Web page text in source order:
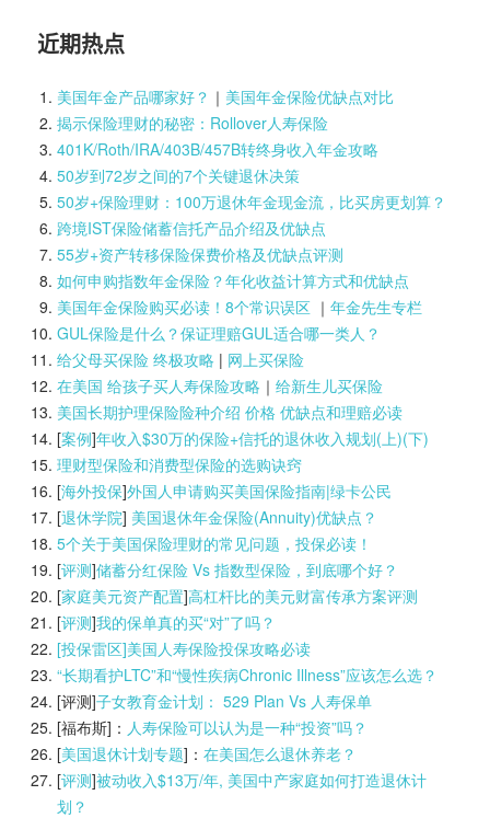
近期热点
美国年金产品哪家好？ ｜ 美国年金保险优缺点对比
揭示保险理财的秘密：Rollover人寿保险
401K/Roth/IRA/403B/457B转终身收入年金攻略
50岁到72岁之间的7个关键退休决策
50岁+保险理财：100万退休年金现金流，比买房更划算？
跨境IST保险储蓄信托产品介绍及优缺点
55岁+资产转移保险保费价格及优缺点评测
如何申购指数年金保险？年化收益计算方式和优缺点
美国年金保险购买必读！8个常识误区｜ 年金先生专栏
GUL保险是什么？保证理赔GUL适合哪一类人？
给父母买保险 终极攻略| 网上买保险
在美国 给孩子买人寿保险攻略｜ 给新生儿买保险
美国长期护理保险险种介绍 价格 优缺点和理赔必读
[案例]年收入$30万的保险+信托的退休收入规划(上)(下)
理财型保险和消费型保险的选购诀窍
[海外投保]外国人申请购买美国保险指南|绿卡公民
[退休学院] 美国退休年金保险(Annuity)优缺点？
5个关于美国保险理财的常见问题，投保必读！
[评测]储蓄分红保险 Vs 指数型保险，到底哪个好？
[家庭美元资产配置]高杠杆比的美元财富传承方案评测
[评测]我的保单真的买“对”了吗？
[投保雷区]美国人寿保险投保攻略必读
“长期看护LTC”和“慢性疾病Chronic Illness”应该怎么选？
[评测]子女教育金计划： 529 Plan Vs 人寿保单
[福布斯]： 人寿保险可以认为是一种“投资”吗？
[美国退休计划专题]： 在美国怎么退休养老？
[评测]被动收入$13万/年, 美国中产家庭如何打造退休计
划？